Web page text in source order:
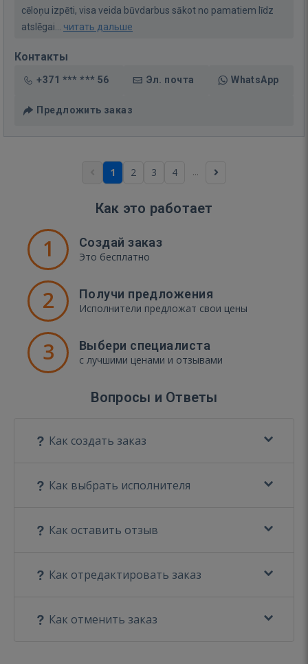
cēloņu izpēti, visa veida būvdarbus sākot no pamatiem līdz
atslēgai... читать дальше
Контакты
+371 *** *** 56 Эл. почта WhatsApp
Предложить заказ
1 2 3 4 ...
Как это работает
1 Создай заказ
Это бесплатно
2 Получи предложения
Исполнители предложат свои цены
3 Выбери специалиста
с лучшими ценами и отзывами
Вопросы и Ответы
Как создать заказ
Как выбрать исполнителя
Как оставить отзыв
Как отредактировать заказ
Как отменить заказ